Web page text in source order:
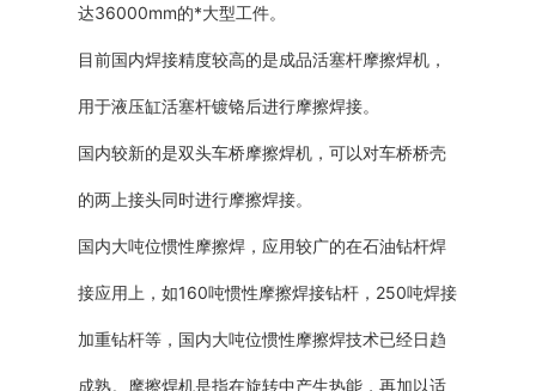
达36000mm的*大型工件。
目前国内焊接精度较高的是成品活塞杆摩擦焊机，
用于液压缸活塞杆镀铬后进行摩擦焊接。
国内较新的是双头车桥摩擦焊机，可以对车桥桥壳
的两上接头同时进行摩擦焊接。
国内大吨位惯性摩擦焊，应用较广的在石油钻杆焊
接应用上，如160吨惯性摩擦焊接钻杆，250吨焊接
加重钻杆等，国内大吨位惯性摩擦焊技术已经日趋
成熟。摩擦焊机是指在旋转中产生热能，再加以适